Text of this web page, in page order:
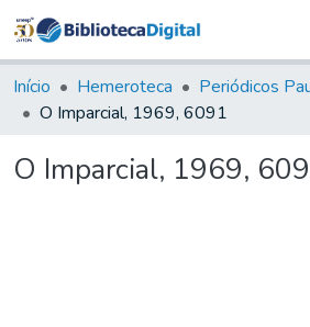
&
Coleções
Tudo na
Digital
Início Hemeroteca Periódicos
O Imparcial, 1969, 6091
O Imparcial, 1969,